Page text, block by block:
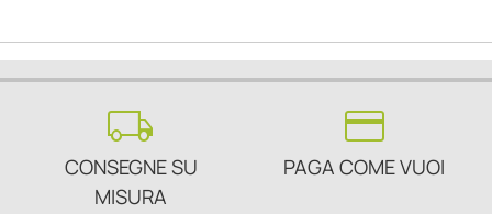
local_shipping
CONSEGNE SU
MISURA
credit_card
PAGA COME VUOI